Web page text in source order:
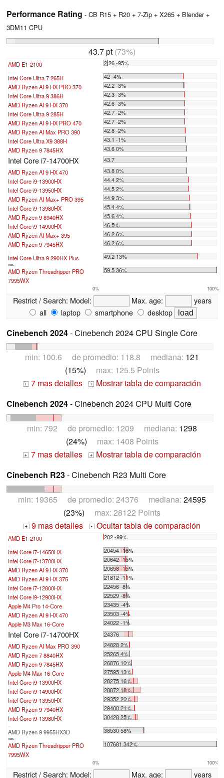
Performance Rating - CB R15 + R20 + 7-Zip + X265 + Blender +
3DM11 CPU
43.7 pt (73%)
AMD E1-2100 2.26 -95%
Intel Core Ultra 7 265H
42 -4%
AMD Ryzen AI 9 HX PRO 370
42.2 -3%
Intel Core Ultra 9 386H
42.3 -3%
AMD Ryzen AI 9 HX 370
42.6 -3%
Intel Core Ultra 9 285H
42.7 -2%
AMD Ryzen AI 9 HX PRO 470
42.7 -2%
AMD Ryzen AI Max PRO 390
42.8 -2%
Intel Core Ultra X9 388H
43.1 -1%
AMD Ryzen 9 7845HX
43.6 0%
Intel Core i7-14700HX
43.7
AMD Ryzen AI 9 HX 470
43.8 0%
Intel Core i9-13900HX
44.4 2%
Intel Core i9-13950HX
44.5 2%
AMD Ryzen AI Max+ PRO 395
44.9 3%
Intel Core i9-13980HX
45.4 4%
AMD Ryzen 9 8940HX
45.6 4%
Intel Core i9-14900HX
46 5%
AMD Ryzen AI Max+ 395
46.2 6%
AMD Ryzen 9 7945HX
46.2 6%
Intel Core Ultra 9 290HX Plus 49.2 13%
max:
AMD Ryzen Threadripper PRO
7995WX
59.5 36%
0% 100%
Restrict / Search: Model: Max. age:
years
all
laptop smartphone desktop
Cinebench 2024- Cinebench 2024 CPU Single Core
min: 100.6 de promedio: 118.8 mediana: 121
(15%) max: 125.5 Points
+ 7 mas detalles +
Mostrar tabla de comparación
Cinebench 2024- Cinebench 2024 CPU Multi Core
min: 792 de promedio: 1209 mediana: 1298
(24%) max: 1408 Points
+ 7 mas detalles +
Mostrar tabla de comparación
Cinebench R23- Cinebench R23 Multi Core
min: 19365 de promedio: 24376 mediana: 24595
(23%) max: 28122 Points
+ 9 mas detalles - Ocultar tabla de comparación
AMD E1-2100 202 -99%
...
Intel Core i7-14650HX
20454 -16%
Intel Core i7-13700HX
20642 -15%
AMD Ryzen AI 9 HX 370
20658 -15%
AMD Ryzen AI 9 HX 375
21812 -11%
Intel Core i7-12800HX
22456 -8%
Intel Core i9-12900HX
22529 -8%
Apple M4 Pro 14-Core
23435 -4%
AMD Ryzen AI 9 HX 470
23503 -4%
Apple M3 Max 16-Core
24022 -1%
Intel Core i7-14700HX
24376
AMD Ryzen AI Max PRO 390
24828 2%
AMD Ryzen 7 8840HX
25265 4%
AMD Ryzen 9 7845HX
26876 10%
Apple M4 Max 16-Core
27595 13%
Intel Core i9-13900HX
28275 16%
Intel Core i9-14900HX
28872 18%
Intel Core i9-13950HX
29352 20%
AMD Ryzen 9 7940HX
29400 21%
Intel Core i9-13980HX
30428 25%
...
AMD Ryzen 9 9955HX3D 38530 58%
max:
AMD Ryzen Threadripper PRO
7995WX
107681 342%
0% 100%
Restrict / Search: Model: Max. age: years